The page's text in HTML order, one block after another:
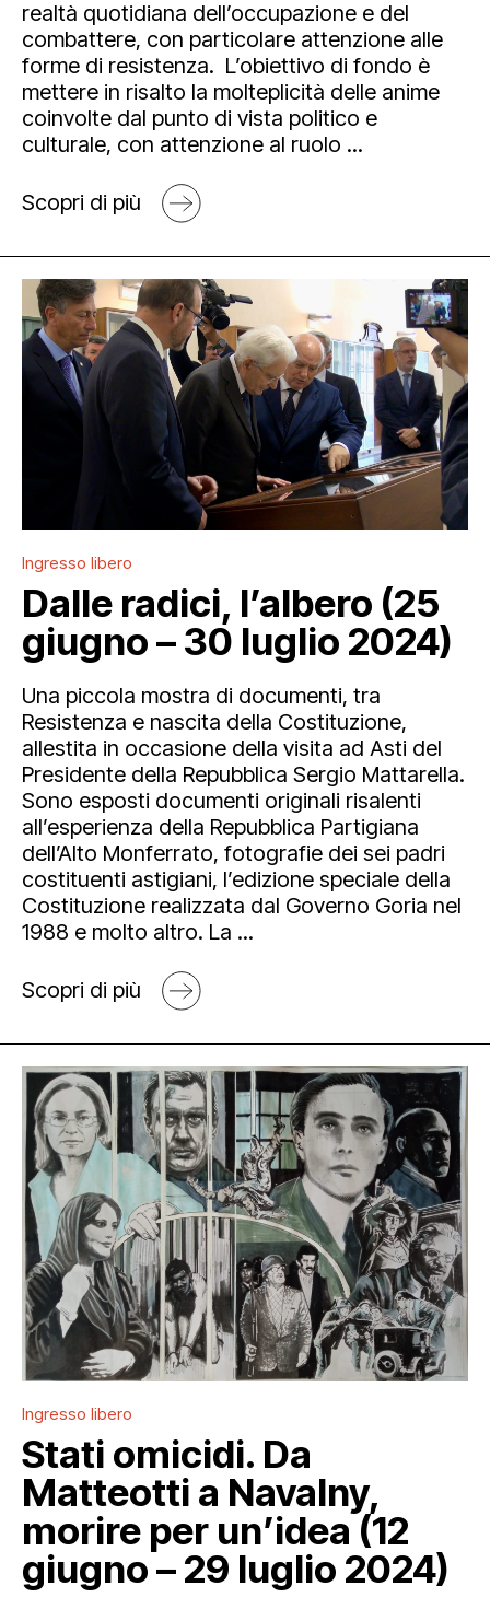
realtà quotidiana dell’occupazione e del
combattere, con particolare attenzione alle
forme di resistenza. L’obiettivo di fondo è
mettere in risalto la molteplicità delle anime
coinvolte dal punto di vista politico e
culturale, con attenzione al ruolo ...
Scopri di più
Ingresso libero
Dalle radici, l’albero (25
giugno – 30 luglio 2024)
Una piccola mostra di documenti, tra
Resistenza e nascita della Costituzione,
allestita in occasione della visita ad Asti del
Presidente della Repubblica Sergio Mattarella.
Sono esposti documenti originali risalenti
all’esperienza della Repubblica Partigiana
dell’Alto Monferrato, fotografie dei sei padri
costituenti astigiani, l’edizione speciale della
Costituzione realizzata dal Governo Goria nel
1988 e molto altro. La ...
Scopri di più
Ingresso libero
Stati omicidi. Da
Matteotti a Navalny,
morire per un’idea (12
giugno – 29 luglio 2024)